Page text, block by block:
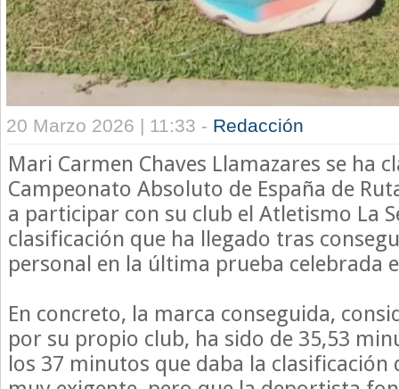
20 Marzo 2026 | 11:33 - Redacción
Mari Carmen Chaves Llamazares se ha
Campeonato Absoluto de España de
a participar con su club el Atletismo La
clasificación que ha llegado tras
personal en la última prueba celebrada
En concreto, la marca conseguida,
por su propio club, ha sido de 35,53
los 37 minutos que daba la clasificación